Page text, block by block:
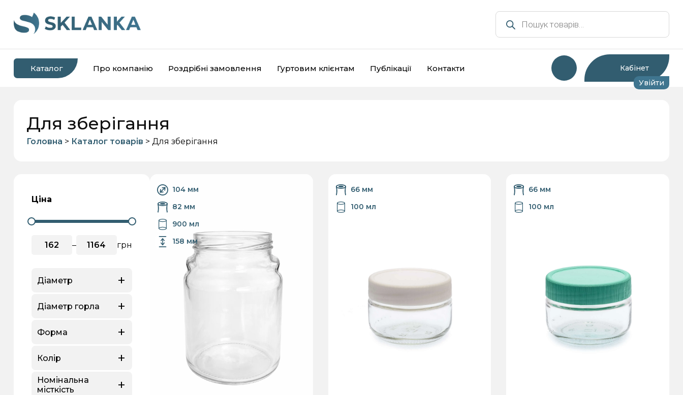
товарів
Каталог
Пляшки скляні
Ємності для зберігання та
сервірування
напоїв
Для варення Для молока Для пива
Для
консервування
Про компанію Роздрібні замовлення Гуртовим клієнтам Публікації Контакти
Кабінет
Увійти
Для зберігання
Головна > Каталог товарів > Для зберігання
Ціна
– грн
Діаметр
Діаметр горла
Форма
Колір
Номінальна
місткість
104 мм
82 мм
900 мл
158 мм
66 мм
100 мл
66 мм
100 мл